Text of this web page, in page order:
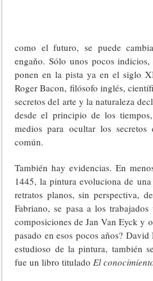
como el futuro, se puede
engaño. Sólo unos pocos indicios,
ponen en la pista ya en el siglo
Roger Bacon, filósofo inglés,
secretos del arte y la naturaleza
desde el principio de los
medios para ocultar los
común.
También hay evidencias. En
1445, la pintura evoluciona de
retratos planos, sin perspectiva,
Fabriano, se pasa a los
composiciones de Jan Van Eyck y
pasado en esos pocos años?
estudioso de la pintura, también
fue un libro tituladoEl